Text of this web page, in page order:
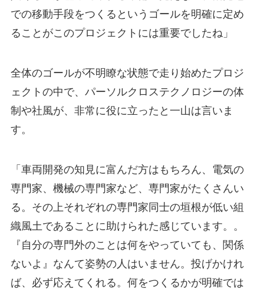
での移動手段をつくるというゴールを明確に定め
ることがこのプロジェクトには重要でしたね」
全体のゴールが不明瞭な状態で走り始めたプロジ
ェクトの中で、パーソルクロステクノロジーの体
制や社風が、非常に役に立ったと一山は言いま
す。
「車両開発の知見に富んだ方はもちろん、電気の
専門家、機械の専門家など、専門家がたくさんい
る。その上それぞれの専門家同士の垣根が低い組
織風土であることに助けられた感じています。。
『自分の専門外のことは何をやっていても、関係
ないよ』なんて姿勢の人はいません。投げかけれ
ば、必ず応えてくれる。何をつくるかが明確では